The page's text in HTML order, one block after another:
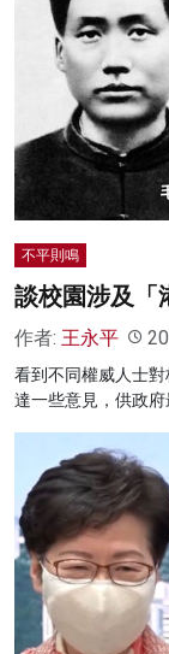
不平則鳴
談校園涉及「
作者: 王永平
看到不同權威人士
達一些意見，供政府